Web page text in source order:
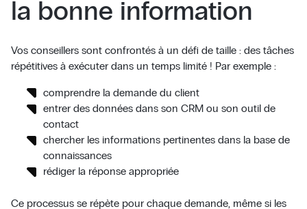
la bonne information
Vos conseillers sont confrontés à un défi de taille : des tâches
répétitives à exécuter dans un temps limité ! Par exemple :
comprendre la demande du client
entrer des données dans son CRM ou son outil de
contact
chercher les informations pertinentes dans la base de
connaissances
rédiger la réponse appropriée
Ce processus se répète pour chaque demande, même si les